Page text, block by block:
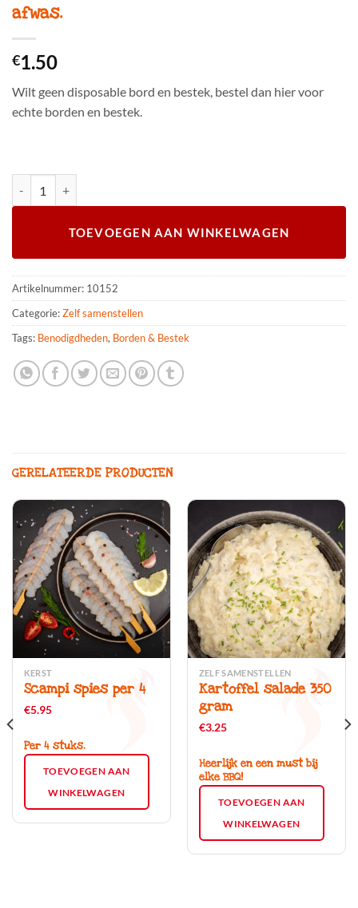
afwas.
€1.50
Wilt geen disposable bord en bestek, bestel dan hier voor
echte borden en bestek.
TOEVOEGEN AAN WINKELWAGEN
Artikelnummer: 10152
Categorie:Zelf samenstellen
Tags: Benodigdheden, Borden & Bestek
GERELATEERDE PRODUCTEN
KERST
Scampi spies per 4
€5.95
Per 4 stuks.
TOEVOEGEN AAN
WINKELWAGEN
ZELF SAMENSTELLEN
Kartoffel salade 350
gram
€3.25
Heerlijk en een must bij
elke BBQ!
TOEVOEGEN AAN
WINKELWAGEN